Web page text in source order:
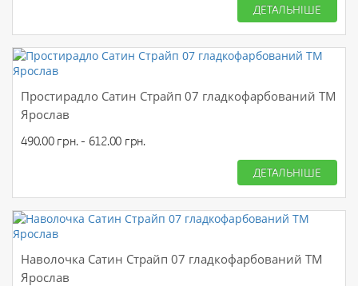
ДЕТАЛЬНІШЕ
Простирадло Сатин Страйп 07 гладкофарбований ТМ
Ярослав
490.00 грн. - 612.00 грн.
ДЕТАЛЬНІШЕ
Наволочка Сатин Страйп 07 гладкофарбований ТМ
Ярослав